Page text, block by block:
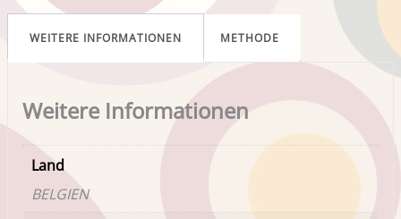
WEITERE INFORMATIONEN METHODE
Weitere Informationen
Land
BELGIEN